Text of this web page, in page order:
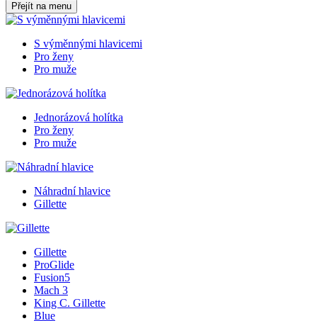
Přejít na menu
S výměnnými hlavicemi
Pro ženy
Pro muže
Jednorázová holítka
Pro ženy
Pro muže
Náhradní hlavice
Gillette
Gillette
ProGlide
Fusion5
Mach 3
King C. Gillette
Blue